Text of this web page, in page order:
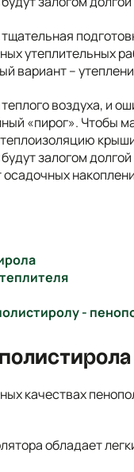
утеплительных
вариант –
воздуха, и
«пирог». Чтобы
залогом
-
качествах
обладает